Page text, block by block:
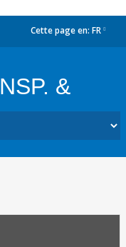
Cette page en: FR
&